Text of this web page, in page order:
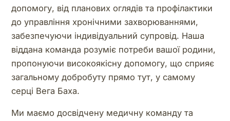
допомогу, від планових оглядів та профілактики
до управління хронічними захворюваннями,
забезпечуючи індивідуальний супровід. Наша
віддана команда розуміє потреби вашої родини,
пропонуючи високоякісну допомогу, що сприяє
загальному добробуту прямо тут, у самому
серці Вега Баха.
Ми маємо досвідчену медичну команду та